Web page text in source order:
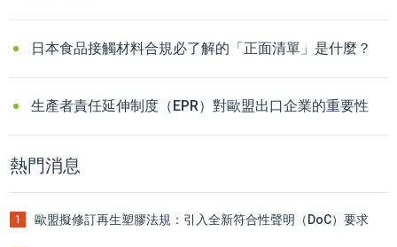
日本食品接觸材料合規必了解的「正面清單」是什麼？
生產者責任延伸制度（EPR）對歐盟出口企業的重要性
熱門消息
1 歐盟擬修訂再生塑膠法規：引入全新符合性聲明（DoC）要求